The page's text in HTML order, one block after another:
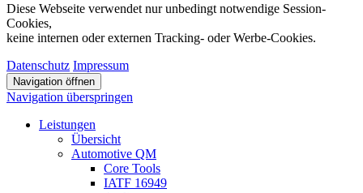
Diese Webseite verwendet nur unbedingt notwendige Session-
Cookies,
keine internen oder externen Tracking- oder Werbe-Cookies.
Datenschutz Impressum
Navigation öffnen
Navigation überspringen
Leistungen
Übersicht
Automotive QM
Core Tools
IATF 16949